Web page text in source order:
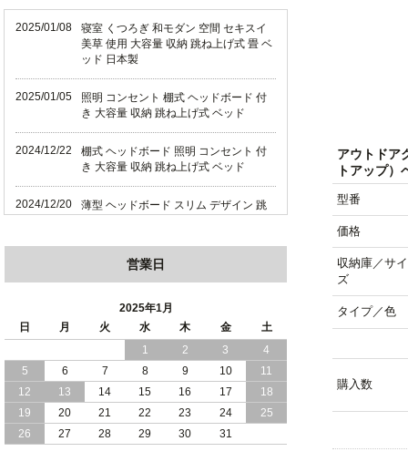
アウトドア
トアップ
型番
価格
収納庫／サイ
ズ
タイプ／色
購入数
2025/01/08
寝室 くつろぎ 和モダン 空間 セキスイ
美草 使用 大容量 収納 跳ね上げ式 畳 ベ
ッド 日本製
2025/01/05
照明 コンセント 棚式 ヘッドボード 付
き 大容量 収納 跳ね上げ式 ベッド
2024/12/22
棚式 ヘッドボード 照明 コンセント 付
き 大容量 収納 跳ね上げ式 ベッド
2024/12/20
薄型 ヘッドボード スリム デザイン 跳
薄型 ヘッドボード スリム デザイン 跳
2024/12/17
便利な 棚 モダンライト コンセント 付
き 大容量 収納 リフトアップ ベッド 横
開き 日本製
2024/11/07
便利な 棚 モダンライト コンセント 付
き 大容量 収納 リフトアップ 縦開き 日
本製 ベッド
営業日
2025年1月
日
月 火 水 木 金
土
1
2 3
4
5
6 7 8 9 10
11
12
13 14 15 16 17
18
19
20 21 22 23 24
25
26
27 28 29 30 31